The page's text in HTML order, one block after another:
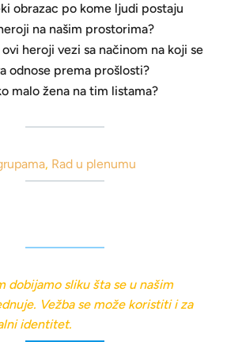
obrazac po kome ljudi postaju
na našim prostorima?
ovi heroji vezi sa načinom na koji se
odnose prema prošlosti?
malo žena na tim listama?
, Rad u plenumu
dobijamo sliku šta se u našim
Vežba se može koristiti i za
identitet.